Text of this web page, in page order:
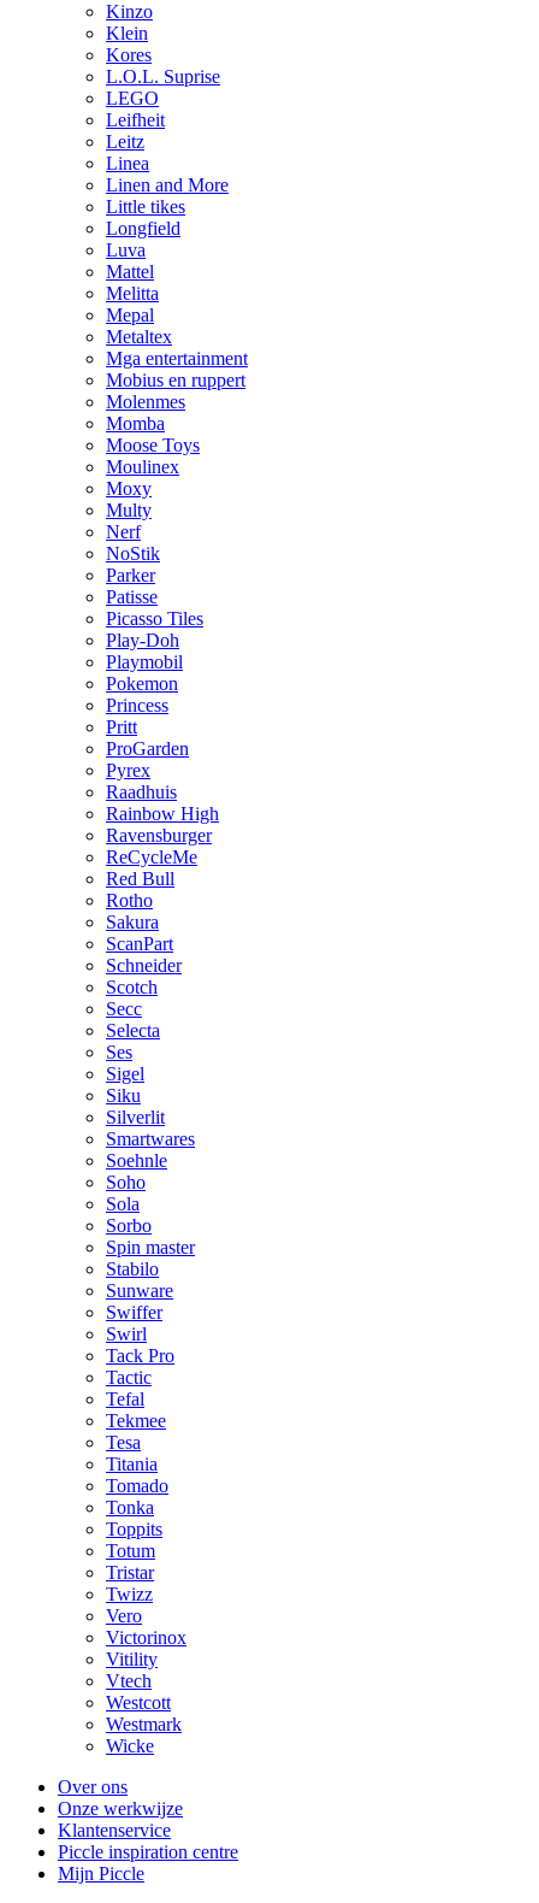
Kinzo
Klein
Kores
L.O.L. Suprise
LEGO
Leifheit
Leitz
Linea
Linen and More
Little tikes
Longfield
Luva
Mattel
Melitta
Mepal
Metaltex
Mga entertainment
Mobius en ruppert
Molenmes
Momba
Moose Toys
Moulinex
Moxy
Multy
Nerf
NoStik
Parker
Patisse
Picasso Tiles
Play-Doh
Playmobil
Pokemon
Princess
Pritt
ProGarden
Pyrex
Raadhuis
Rainbow High
Ravensburger
ReCycleMe
Red Bull
Rotho
Sakura
ScanPart
Schneider
Scotch
Secc
Selecta
Ses
Sigel
Siku
Silverlit
Smartwares
Soehnle
Soho
Sola
Sorbo
Spin master
Stabilo
Sunware
Swiffer
Swirl
Tack Pro
Tactic
Tefal
Tekmee
Tesa
Titania
Tomado
Tonka
Toppits
Totum
Tristar
Twizz
Vero
Victorinox
Vitility
Vtech
Westcott
Westmark
Wicke
Over ons
Onze werkwijze
Klantenservice
Piccle inspiration centre
Mijn Piccle